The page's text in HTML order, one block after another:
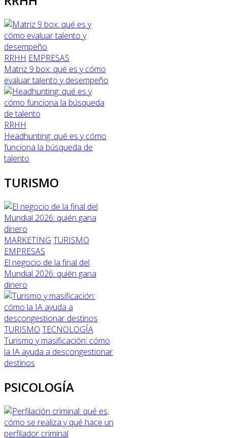
RRHH EMPRESAS
Matriz 9 box: qué es y cómo
evaluar talento y desempeño
RRHH
Headhunting: qué es y cómo
funciona la búsqueda de
talento
TURISMO
MARKETING TURISMO
EMPRESAS
El negocio de la final del
Mundial 2026: quién gana
dinero
TURISMO TECNOLOGÍA
Turismo y masificación: cómo
la IA ayuda a descongestionar
destinos
PSICOLOGÍA